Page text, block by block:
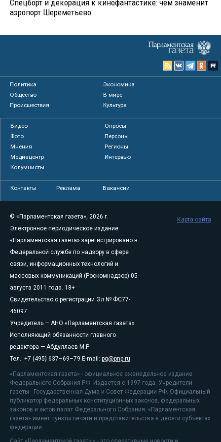
Спецборт и декорация к кинофантастике: чем знаменит
аэропорт Шереметьево
Политика
Экономика
Общество
В мире
Происшествия
Культура
Видео
Опросы
Фото
Персоны
Мнения
Регионы
Медиацентр
Интервью
Колумнисты
Контакты Реклама Вакансии
© «Парламентская газета», 2026 г.
Электронное периодическое издание
«Парламентская газета» зарегистрировано в
Федеральной службе по надзору в сфере
связи, информационных технологий и
массовых коммуникаций (Роскомнадзор) 05
августа 2011 года. 18+
Свидетельство о регистрации Эл № ФС77-
46097
Учредитель — АНО «Парламентская газета»
Исполняющий обязанности главного
редактора — Абдуллаев М.Р.
Тел.: +7 (495) 637–69–79 E-mail: pg@pnp.ru
«Парламентская газета» - официальное еженедельное издание
Федерального Собрания РФ. Издается с 1997 года. Учредители
газеты - Государственная Дума и Совет Федерации РФ. Официальный
публикатор федеральных конституционных законов, федеральных
законов и актов палат Федерального Собрания. «Парламентская
газета» имеет пункты печати и представительства в десяти субъектах
федерации.
Карта сайта